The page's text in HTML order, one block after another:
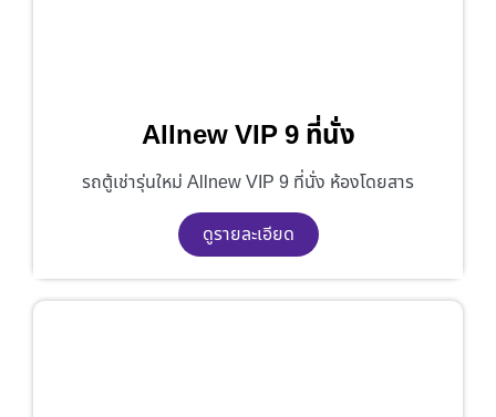
Allnew VIP 9 ที่นั่ง
รถตู้เช่ารุ่นใหม่ Allnew VIP 9 ที่นั่ง ห้องโดยสาร
ดูรายละเอียด